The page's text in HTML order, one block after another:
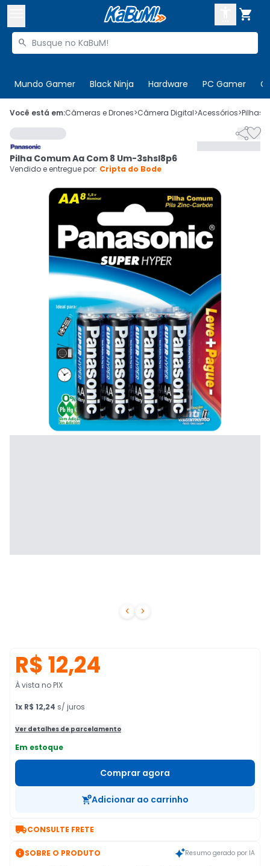

Buscar produtos

Mundo Gamer Black Ninja Hardware PC Gamer
 Olá. Acesse sua conta
 Departamentos
Cupons
Mais Vendidos
Ativar tradutor em libras
CADASTRE-SE
Você está em:Câmeras e Drones>Câmera Digital>Acessórios>Pilhas
 

Pilha Comum Aa Com 8 Um-3shsl8p6
Vendido e entregue por: Cripta do Bode
R$ 12,24
À vista no PIX
1x R$ 12,24 s/ juros
Ver detalhes de parcelamento
Em estoque
Comprar agora
Adicionar ao carrinho
CONSULTE FRETE
SOBRE O PRODUTO Resumo gerado por IA